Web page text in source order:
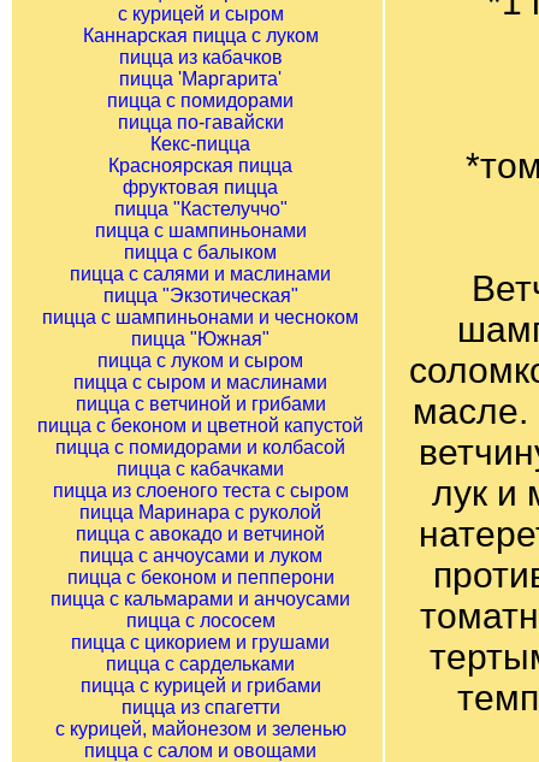
с курицей и сыром
Каннарская пицца с луком
пицца из кабачков
пицца 'Маргарита'
пицца с помидорами
пицца по-гавайски
Кекс-пицца
Красноярская пицца
фруктовая пицца
пицца "Кастелуччо"
пицца с шампиньонами
пицца с балыком
пицца с салями и маслинами
пицца "Экзотическая"
пицца с шампиньонами и чесноком
пицца "Южная"
пицца с луком и сыром
пицца с сыром и маслинами
пицца с ветчиной и грибами
пицца с беконом и цветной капустой
пицца с помидорами и колбасой
пицца с кабачками
пицца из слоеного теста с сыром
пицца Маринара с руколой
пицца с авокадо и ветчиной
пицца с анчоусами и луком
пицца с беконом и пепперони
пицца с кальмарами и анчоусами
пицца с лососем
пицца с цикорием и грушами
пицца с сардельками
пицца с курицей и грибами
пицца из спагетти
с курицей, майонезом и зеленью
пицца с салом и овощами
масле.
лук и